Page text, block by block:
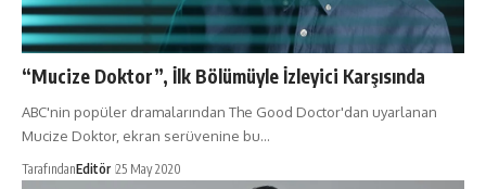
“Mucize Doktor”, İlk Bölümüyle İzleyici Karşısında
ABC'nin popüler dramalarından The Good Doctor'dan uyarlanan
Mucize Doktor, ekran serüvenine bu…
TarafındanEditör 25 May 2020